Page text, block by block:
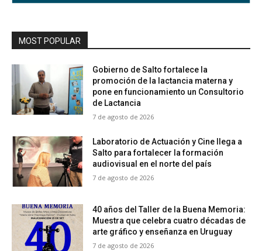
MOST POPULAR
Gobierno de Salto fortalece la
promoción de la lactancia materna y
pone en funcionamiento un Consultorio
de Lactancia
7 de agosto de 2026
Laboratorio de Actuación y Cine llega a
Salto para fortalecer la formación
audiovisual en el norte del país
7 de agosto de 2026
40 años del Taller de la Buena Memoria:
Muestra que celebra cuatro décadas de
arte gráfico y enseñanza en Uruguay
7 de agosto de 2026